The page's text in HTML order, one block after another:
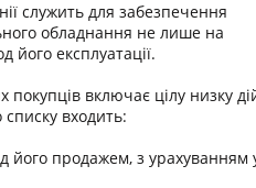
служить для забезпечення
обладнання не лише на
його експлуатації.
включає цілу низку
входить:
його продажем, з урахуванням